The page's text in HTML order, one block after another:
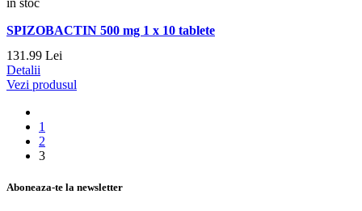
SPIZOBACTIN 500 mg 1 x 10 tablete
131.99 Lei
Detalii
Vezi produsul
1
2
3
Aboneaza-te la newsletter